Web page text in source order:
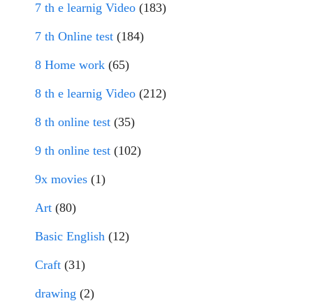
7 th e learnig Video (183)
7 th Online test (184)
8 Home work (65)
8 th e learnig Video (212)
8 th online test (35)
9 th online test (102)
9x movies (1)
Art (80)
Basic English (12)
Craft (31)
drawing (2)